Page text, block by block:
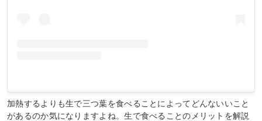
加熱するよりも生で三つ葉を食べることによってどんないいこと
があるのか気になりますよね。生で食べることのメリットを解説